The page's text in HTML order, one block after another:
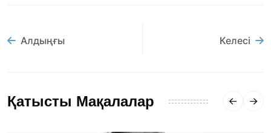
Алдыңғы Келесі
Қатысты Мақалалар